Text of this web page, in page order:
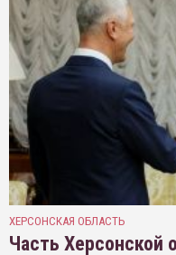
ХЕРСОНСКАЯ ОБЛАСТЬ
Часть Херсонской